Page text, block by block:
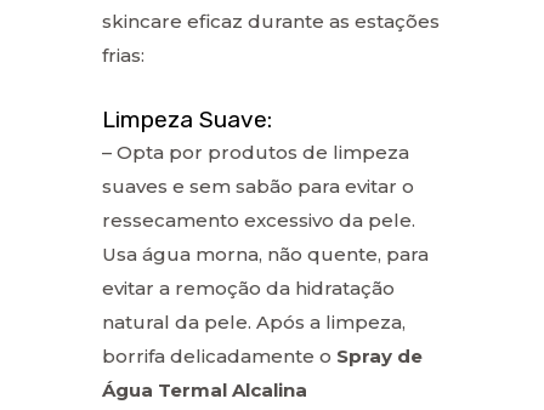
skincare eficaz durante as estações
frias:
Limpeza Suave:
– Opta por produtos de limpeza
suaves e sem sabão para evitar o
ressecamento excessivo da pele.
Usa água morna, não quente, para
evitar a remoção da hidratação
natural da pele. Após a limpeza,
borrifa delicadamente o Spray de
Água Termal Alcalina